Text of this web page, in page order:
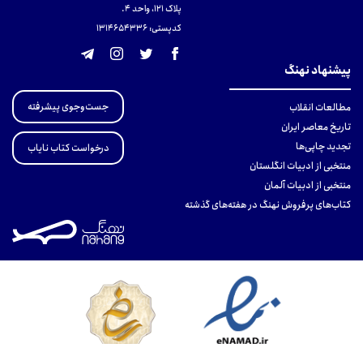
پلاک 121، واحد ۴.
کدپستی: 131465433۶
پیشنهاد نهنگ
مطالعات انقلاب
تاریخ معاصر ایران
تجدید چاپی‌ها
منتخبی از ادبیات انگلستان
منتخبی از ادبیات آلمان
کتاب‌های پرفروش نهنگ در هفته‌های گذشته
جست‌وجوی پیشرفته
درخواست کتاب نایاب